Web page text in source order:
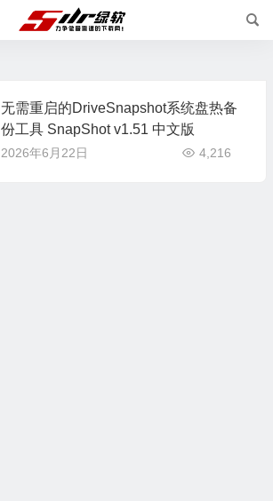
无需重启的DriveSnapshot系统盘热备
份工具 SnapShot v1.51 中文版
2026年6月22日 4,216